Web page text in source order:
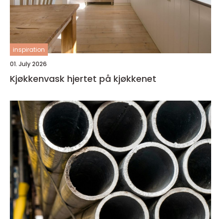
inspiration
01. July 2026
Kjøkkenvask hjertet på kjøkkenet